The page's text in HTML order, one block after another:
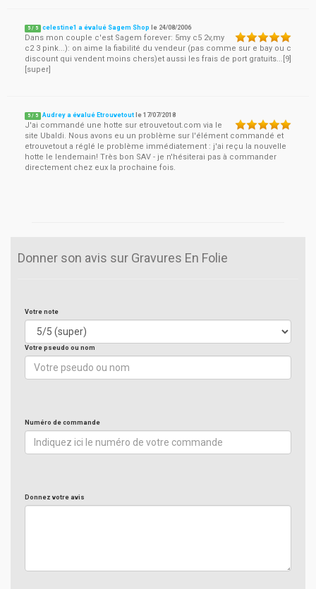
5 / 5 celestine1 a évalué Sagem Shop le 24/08/2006
Dans mon couple c'est Sagem forever: 5my c5 2v,my
c2 3 pink...): on aime la fiabilité du vendeur (pas comme sur e bay ou c
discount qui vendent moins chers)et aussi les frais de port gratuits...[9]
[super]
5 / 5 Audrey a évalué Etrouvetout le17/07/2018
J'ai commandé une hotte sur etrouvetout.com via le
site Ubaldi. Nous avons eu un problème sur l'élément commandé et
etrouvetout a réglé le problème immédiatement : j'ai reçu la nouvelle
hotte le lendemain! Très bon SAV - je n'hésiterai pas à commander
directement chez eux la prochaine fois.
Donner son avis sur Gravures En Folie
Votre note
Votre pseudo ou nom
Numéro de commande
Donnez votre avis